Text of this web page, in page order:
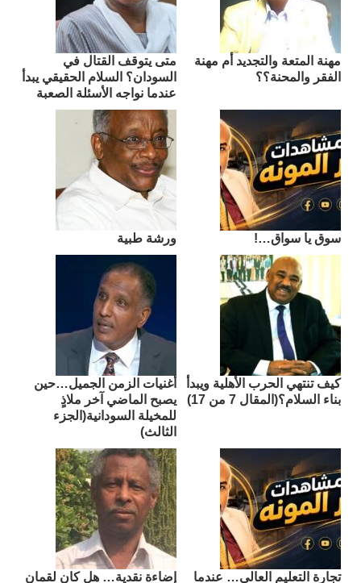
مهنة المتعة والتجديد أم مهنة
الفقر والمحنة؟؟
متى يتوقف القتال في
السودان؟ السلام الحقيقي يبدأ
عندما نواجه الأسئلة الصعبة
سوق يا سواق…! ورشة طبية
كيف تنتهي الحرب الأهلية ويبدأ
بناء السلام؟(المقال 7 من 17)
أغنيات الزمن الجميل…حين
يصبح الماضي آخر ملاذٍ
للمخيلة السودانية(الجزء
الثالث)
تجارة التعليم العالي… عندما إضاءة نقدية… هل كان لقمان